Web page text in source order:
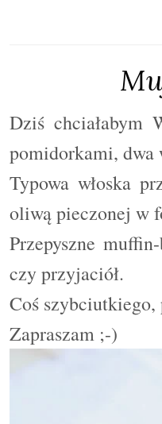
Dziś chciałabym
pomidorkami, dwa
Typowa włoska
oliwą pieczonej w
Przepyszne
czy przyjaciół.
Coś szybciutkiego,
Zapraszam ;-)